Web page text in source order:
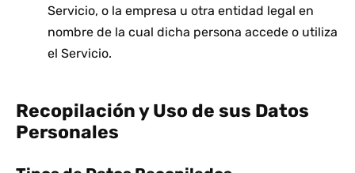
Servicio, o la empresa u otra entidad legal en
nombre de la cual dicha persona accede o utiliza
el Servicio.
Recopilación y Uso de sus Datos
Personales